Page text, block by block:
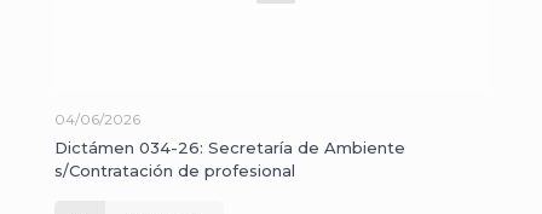
04/06/2026
Dictámen 034-26: Secretaría de Ambiente
s/Contratación de profesional